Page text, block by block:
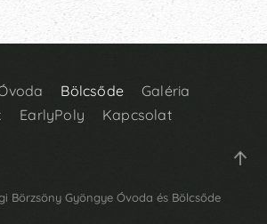
Bölcsőde
Galéria
EarlyPoly Kapcsolat
Börzsöny Gyöngye Óvoda és Bölcsőde